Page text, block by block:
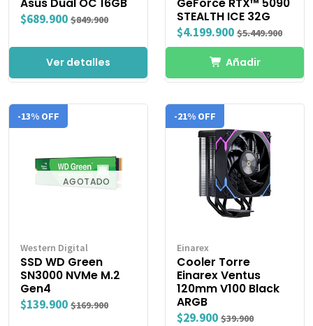
$689.900 $849.900
Ver detalles
STEALTH ICE 32G
$4.199.900 $5.449.900
Añadir
-13% OFF
AGOTADO
Western Digital
SSD WD Green
SN3000 NVMe M.2
Gen4
$139.900 $169.900
-21% OFF
Einarex
Cooler Torre
Einarex Ventus
120mm V100 Black
ARGB
$29.900 $39.900